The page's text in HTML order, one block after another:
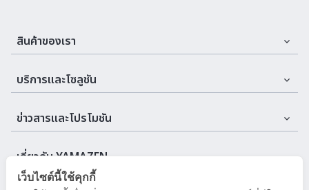
สินค้าของเรา
Assemble Machines & Tools
Cutting Tools
Machine
Measuring Instruments
บริการและโซลูชัน
บริการและที่ปรึกษา
ข่าวสารและโปรโมชัน
อีเวนต์
ข่าวสารบริษัท
เกี่ยวกับ YAMAZEN
เว็บไซต์นี้ใช้คุกกี้